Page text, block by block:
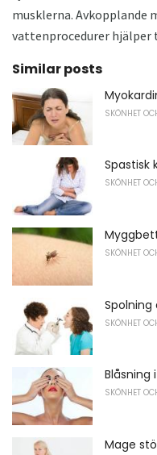
musklerna. Avkopplande
vattenprocedurer
Similar posts
SKÖNHET
Spastisk
SKÖNHET
SKÖNHET
Spolning
SKÖNHET
Blåsning
SKÖNHET
Mage